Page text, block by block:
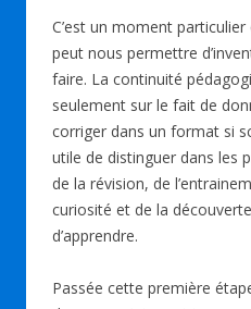
C’est un moment
peut nous permettre
faire. La continuité
seulement sur le fait de
corriger dans un format si
utile de distinguer dans les
de la révision, de
curiosité et de la
d’apprendre.
Passée cette première